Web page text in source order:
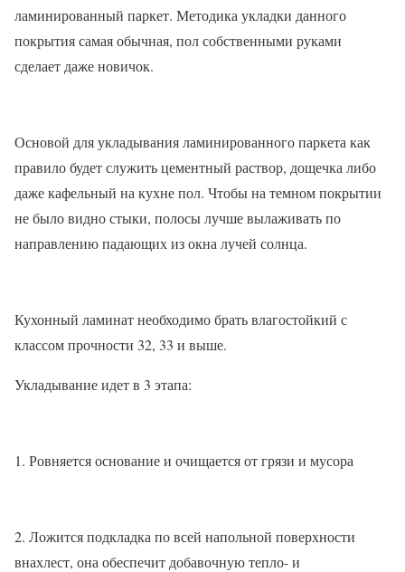
ламинированный паркет. Методика укладки данного
покрытия самая обычная, пол собственными руками
сделает даже новичок.
Основой для укладывания ламинированного паркета как
правило будет служить цементный раствор, дощечка либо
даже кафельный на кухне пол. Чтобы на темном покрытии
не было видно стыки, полосы лучше вылаживать по
направлению падающих из окна лучей солнца.
Кухонный ламинат необходимо брать влагостойкий с
классом прочности 32, 33 и выше.
Укладывание идет в 3 этапа:
1. Ровняется основание и очищается от грязи и мусора
2. Ложится подкладка по всей напольной поверхности
внахлест, она обеспечит добавочную тепло- и